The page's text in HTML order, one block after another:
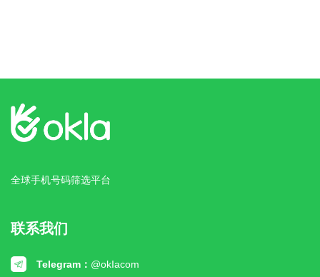
全球手机号码筛选平台
联系我们
Telegram： @okIacom